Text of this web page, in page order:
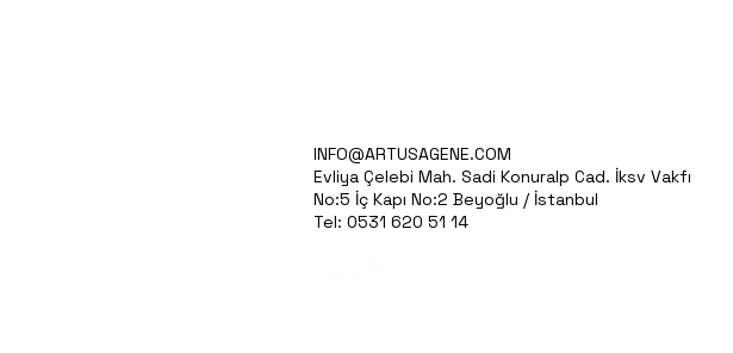
INFO@ARTUSAGENE.COM
Evliya Çelebi Mah. Sadi Konuralp Cad. İksv Vakfı
No:5 İç Kapı No:2 Beyoğlu / İstanbul
Tel: 0531 620 51 14